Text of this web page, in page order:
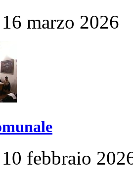
marzo 2026
febbraio